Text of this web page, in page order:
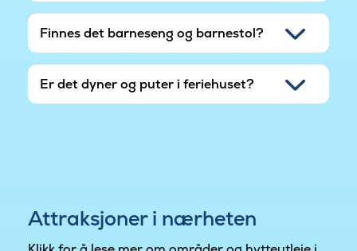
Finnes det barneseng og barnestol?
Er det dyner og puter i feriehuset?
Attraksjoner i nærheten